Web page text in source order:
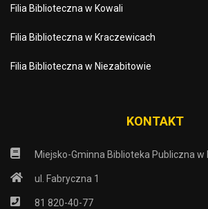
Filia Biblioteczna w Kowali
Filia Biblioteczna w Kraczewicach
Filia Biblioteczna w Niezabitowie
KONTAKT
Miejsko-Gminna Biblioteka Publiczna w
ul. Fabryczna 1
81 820-40-77